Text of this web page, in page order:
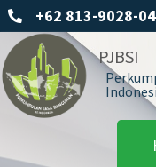
+62 813-9028-
PJBSI